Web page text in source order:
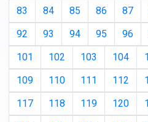
83
84 85 86 87
92
93 94 95 96
101
102 103 104
109
110 111 112
117
118 119 120